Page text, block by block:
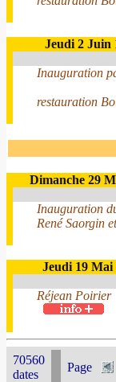
Jeudi 2 Juin
Inauguration
restauration
Dimanche 29
Inauguration
René Saorgin
Jeudi 19 Mai
Réjean Poirier
70560
dates
Page